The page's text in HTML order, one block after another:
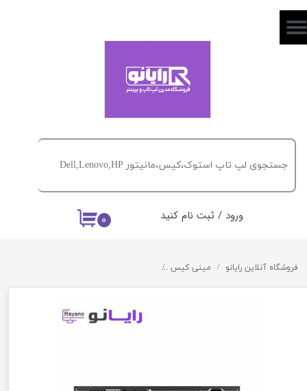
۰ ورود / ثبت نام کنید
حساب کاربری من
خروج از حساب کاربری
فروشگاه آنلاین رایانو مینی کیس